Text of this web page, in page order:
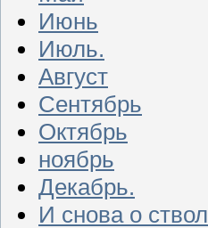
Июнь
Июль.
Август
Сентябрь
Октябрь
ноябрь
Декабрь.
И снова о